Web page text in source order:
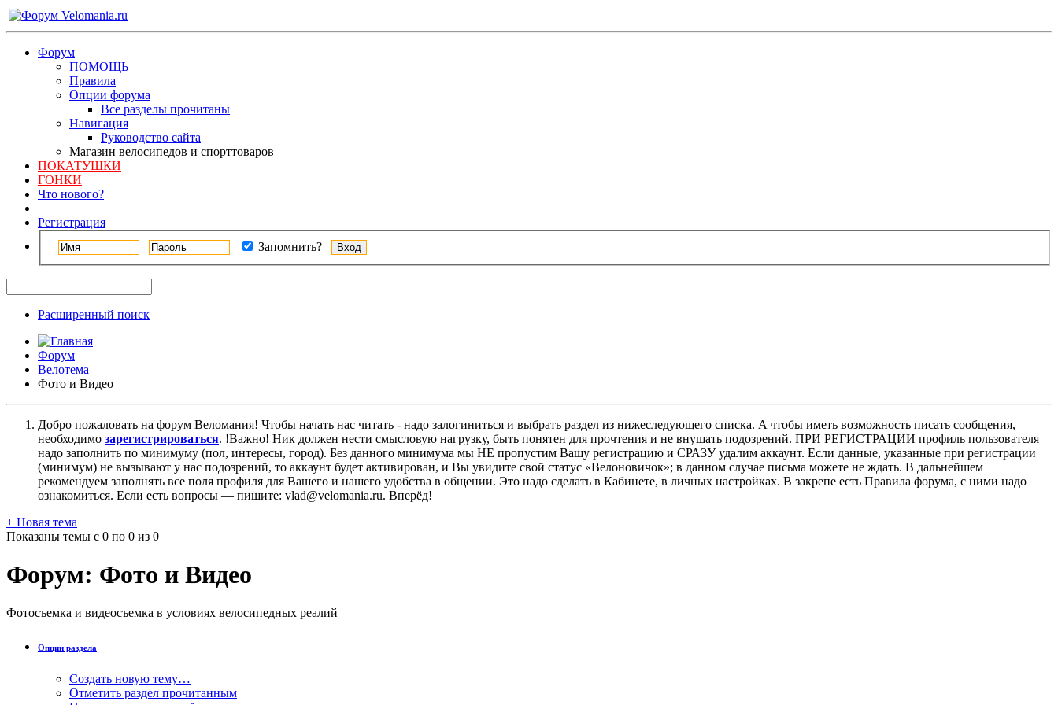
Форум
ПОМОЩЬ
Правила
Опции форума
Все разделы прочитаны
Навигация
Руководство сайта
Магазин велосипедов и спорттоваров
ПОКАТУШКИ
ГОНКИ
Что нового?
Регистрация
Запомнить?
Расширенный поиск
Форум
Велотема
Фото и Видео
Добро пожаловать на форум Веломания! Чтобы начать нас читать - надо залогиниться и выбрать раздел из нижеследующего списка. A чтобы иметь возможность писать сообщения,
необходимо зарегистрироваться. !Важно! Ник должен нести смысловую нагрузку, быть понятен для прочтения и не внушать подозрений. ПРИ РЕГИСТРАЦИИ профиль пользователя
надо заполнить по минимуму (пол, интересы, город). Без данного минимума мы НЕ пропустим Вашу регистрацию и СРАЗУ удалим аккаунт. Если данные, указанные при регистрации
(минимум) не вызывают у нас подозрений, то аккаунт будет активирован, и Вы увидите свой статус «Велоновичок»; в данном случае письма можете не ждать. В дальнейшем
рекомендуем заполнять все поля профиля для Вашего и нашего удобства в общении. Это надо сделать в Кабинете, в личных настройках. В закрепе есть Правила форума, с ними надо
ознакомиться. Если есть вопросы — пишите: vlad@velomania.ru. Вперёд!
+ Новая тема
Показаны темы с 0 по 0 из 0
Форум: Фото и Видео
Фотосъемка и видеосъемка в условиях велосипедных реалий
Опции раздела
Создать новую тему…
Отметить раздел прочитанным